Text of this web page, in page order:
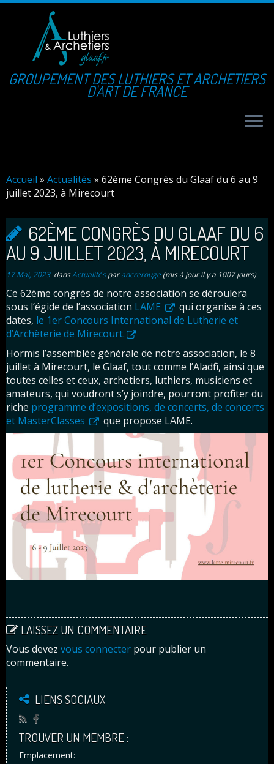
GROUPEMENT DES LUTHIERS ET ARCHETIERS
D'ART DE FRANCE
Accueil » Actualités » 62ème Congrès du Glaaf du 6 au 9
juillet 2023, à Mirecourt
62ÈME CONGRÈS DU GLAAF DU 6
AU 9 JUILLET 2023, À MIRECOURT
17 Mai, 2023dansActualitésparancrerouge (mis à jour il y a 1007 jours)
Ce 62ème congrès de notre association se déroulera
sous l’égide de l’association LAME
qui organise à ces
dates, le 1er Concours International de Lutherie et
d’Archèterie de Mirecourt.
Hormis l’assemblée générale de notre association, le 8
juillet à Mirecourt, le Glaaf, tout comme l’Aladfi, ainsi que
toutes celles et ceux, archetiers, luthiers, musiciens et
amateurs, qui voudront s’y joindre, pourront profiter du
riche programme d’expositions, de concerts, de concerts
et MasterClasses
que propose LAME.
LAISSEZ UN COMMENTAIRE
Vous devez vous connecter pour publier un
commentaire.
LIENS SOCIAUX
TROUVER UN MEMBRE :
Emplacement: